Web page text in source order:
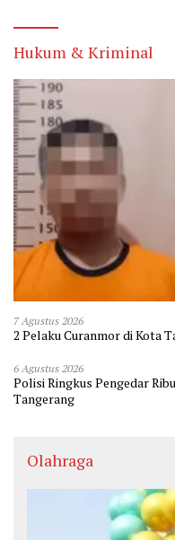
Hukum & Kriminal
7 Agustus 2026
2 Pelaku Curanmor di Kota
6 Agustus 2026
Polisi Ringkus Pengedar
Tangerang
Olahraga